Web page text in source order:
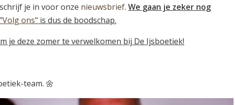
je in voor onze nieuwsbrief. We gaan je zeker nog
"Volg ons" is dus de boodschap.
je deze zomer te verwelkomen bij De Ijsboetiek!
team. 🌼